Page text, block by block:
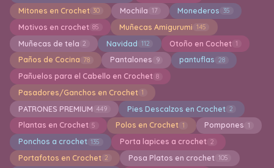
Mitones en Crochet 30 Mochila 17 Monederos 35
Motivos en crochet 85 Muñecas Amigurumi 145
Muñecas de tela 2 Navidad 112 Otoño en Cochet 1
Paños de Cocina 78 Pantalones 9 pantuflas 28
Pañuelos para el Cabello en Crochet 8
Pasadores/Ganchos en Crochet 1
PATRONES PREMIUM 449 Pies Descalzos en Crochet 2
Plantas en Crochet 5 Polos en Crochet 1 Pompones 1
Ponchos a crochet 135 Porta lapices a crochet 2
Portafotos en Crochet 2 Posa Platos en crochet 105